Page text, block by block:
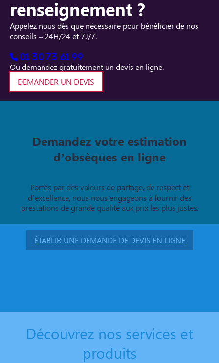
renseignement ?
Appelez nous dès que nécessaire pour bénéficier de nos
conseils – 24H/24 et 7J/7.
01 30 73 61 99
Ou demandez gratuitement un devis en ligne.
DEMANDER UN DEVIS
Demandez votre estimation
d’obsèques en ligne
Portés par des valeurs de partage, de respect et
d’excellence, nous nous engageons à fournir des
prestations de grande qualité aux prix les plus justes.
ÉTABLIR UNE DEMANDE DE DEVIS EN LIGNE
Découvrez nos services et
produits